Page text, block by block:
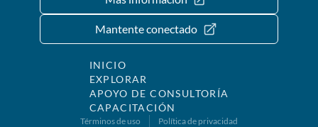
Mantente conectado
INICIO
EXPLORAR
APOYO DE CONSULTORÍA
CAPACITACIÓN
Términos de uso Política de privacidad